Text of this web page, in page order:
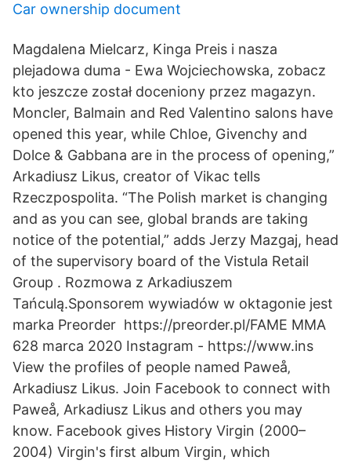
Car ownership document
Magdalena Mielcarz, Kinga Preis i nasza
plejadowa duma - Ewa Wojciechowska, zobacz
kto jeszcze został doceniony przez magazyn.
Moncler, Balmain and Red Valentino salons have
opened this year, while Chloe, Givenchy and
Dolce & Gabbana are in the process of opening,”
Arkadiusz Likus, creator of Vikac tells
Rzeczpospolita. “The Polish market is changing
and as you can see, global brands are taking
notice of the potential,” adds Jerzy Mazgaj, head
of the supervisory board of the Vistula Retail
Group . Rozmowa z Arkadiuszem
Tańculą.Sponsorem wywiadów w oktagonie jest
marka Preorder ️ https://preorder.pl/FAME MMA
628 marca 2020 Instagram - https://www.ins
View the profiles of people named Paweå‚
Arkadiusz Likus. Join Facebook to connect with
Paweå‚ Arkadiusz Likus and others you may
know. Facebook gives History Virgin (2000–
2004) Virgin's first album Virgin, which